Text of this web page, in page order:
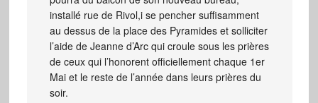
installé rue de Rivol,i se pencher suffisamment
au dessus de la place des Pyramides et solliciter
l’aide de Jeanne d’Arc qui croule sous les prières
de ceux qui l’honorent officiellement chaque 1er
Mai et le reste de l’année dans leurs prières du
soir.